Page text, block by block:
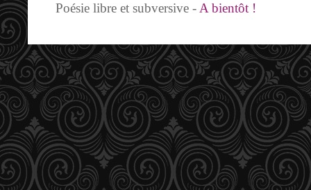
Poésie libre et subversive -A bientôt !